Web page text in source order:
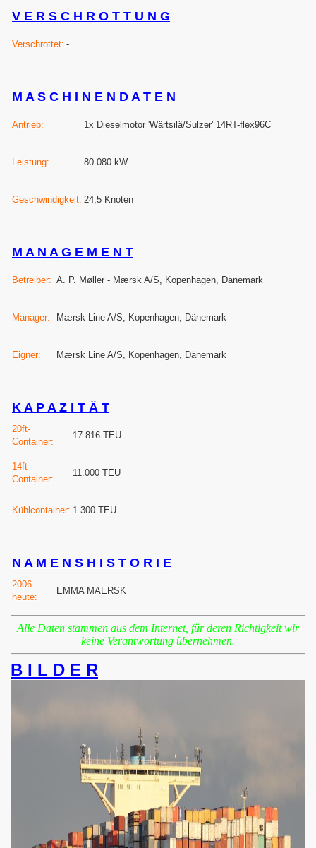
V E R S C H R O T T U N G
Verschrottet: -
M A S C H I N E N D A T E N
Antrieb: 1x Dieselmotor 'Wärtsilä/Sulzer' 14RT-flex96C
Leistung: 80.080 kW
Geschwindigkeit: 24,5 Knoten
M A N A G E M E N T
Betreiber: A. P. Møller - Mærsk A/S, Kopenhagen, Dänemark
Manager: Mærsk Line A/S, Kopenhagen, Dänemark
Eigner: Mærsk Line A/S, Kopenhagen, Dänemark
K A P A Z I T Ä T
20ft-
Container:
17.816 TEU
14ft-
Container:
11.000 TEU
Kühlcontainer: 1.300 TEU
N A M E N S H I S T O R I E
2006 -
heute:
EMMA MAERSK
Alle Daten stammen aus dem Internet, für deren Richtigkeit wir
keine Verantwortung übernehmen.
B I L D E R